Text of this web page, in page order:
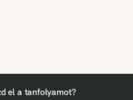
el a tanfolyamot?